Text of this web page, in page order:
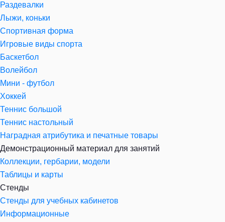
Раздевалки
Лыжи, коньки
Спортивная форма
Игровые виды спорта
Баскетбол
Волейбол
Мини - футбол
Хоккей
Теннис большой
Теннис настольный
Наградная атрибутика и печатные товары
Демонстрационный материал для занятий
Коллекции, гербарии, модели
Таблицы и карты
Стенды
Стенды для учебных кабинетов
Информационные